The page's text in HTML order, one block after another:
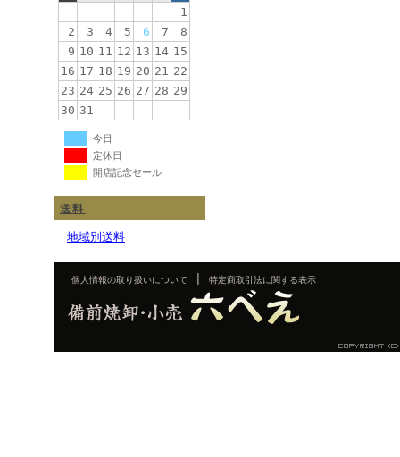
1
2
3 4 5 6 7
8
9 10 11 12 13 14 15
16 17 18 19 20 21 22
23 24 25 26 27 28 29
30 31
今日
定休日
開店記念セール
送料
地域別送料
個人情報の取り扱いについて 特定商取引法に関する表示